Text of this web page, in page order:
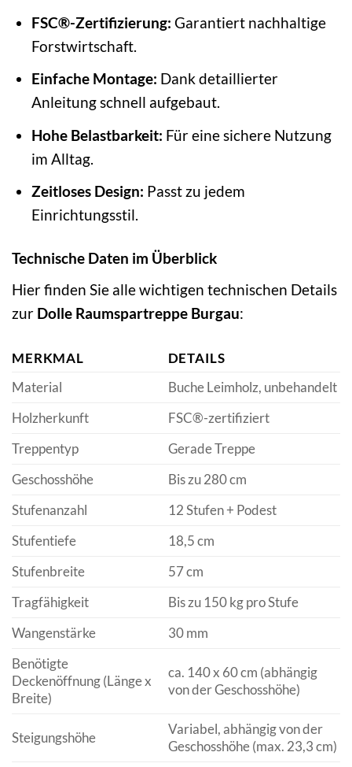
FSC®-Zertifizierung: Garantiert nachhaltige
Forstwirtschaft.
Einfache Montage: Dank detaillierter
Anleitung schnell aufgebaut.
Hohe Belastbarkeit: Für eine sichere Nutzung
im Alltag.
Zeitloses Design: Passt zu jedem
Einrichtungsstil.
Technische Daten im Überblick
Hier finden Sie alle wichtigen technischen Details
zur Dolle Raumspartreppe Burgau:
MERKMAL
DETAILS
Material
Buche Leimholz, unbehandelt
Holzherkunft
FSC®-zertifiziert
Treppentyp
Gerade Treppe
Geschosshöhe
Bis zu 280 cm
Stufenanzahl
12 Stufen + Podest
Stufentiefe
18,5 cm
Stufenbreite
57 cm
Tragfähigkeit
Bis zu 150 kg pro Stufe
Wangenstärke
30 mm
Benötigte
Deckenöffnung (Länge x
Breite)
ca. 140 x 60 cm (abhängig
von der Geschosshöhe)
Steigungshöhe
Variabel, abhängig von der
Geschosshöhe (max. 23,3 cm)